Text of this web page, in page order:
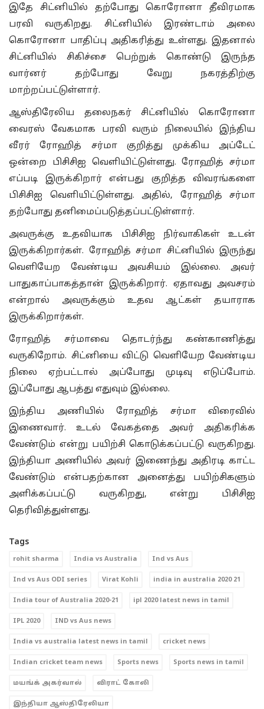
இதே சிட்னியில் தற்போது கொரோனா தீவிரமாக
பரவி வருகிறது. சிட்னியில் இரண்டாம் அலை
கொரோனா பாதிப்பு அதிகரித்து உள்ளது. இதனால்
சிட்னியில் சிகிச்சை பெற்றுக் கொண்டு இருந்த
வார்னர் தற்போது வேறு நகரத்திற்கு
மாற்றப்பட்டுள்ளார்.
ஆஸ்திரேலிய தலைநகர் சிட்னியில் கொரோனா
வைரஸ் வேகமாக பரவி வரும் நிலையில் இந்திய
வீரர் ரோஹித் சர்மா குறித்து முக்கிய அப்டேட்
ஒன்றை பிசிசிஐ வெளியிட்டுள்ளது. ரோஹித் சர்மா
எப்படி இருக்கிறார் என்பது குறித்த விவரங்களை
பிசிசிஐ வெளியிட்டுள்ளது. அதில், ரோஹித் சர்மா
தற்போது தனிமைப்படுத்தப்பட்டுள்ளார்.
அவருக்கு உதவியாக பிசிசிஐ நிர்வாகிகள் உடன்
இருக்கிறார்கள். ரோஹித் சர்மா சிட்னியில் இருந்து
வெளியேற வேண்டிய அவசியம் இல்லை. அவர்
பாதுகாப்பாகத்தான் இருக்கிறார். ஏதாவது அவசரம்
என்றால் அவருக்கும் உதவ ஆட்கள் தயாராக
இருக்கிறார்கள்.
ரோஹித் சர்மாவை தொடர்ந்து கண்காணித்து
வருகிறோம். சிட்னியை விட்டு வெளியேற வேண்டிய
நிலை ஏற்பட்டால் அப்போது முடிவு எடுப்போம்.
இப்போது ஆபத்து எதுவும் இல்லை.
இந்திய அணியில் ரோஹித் சர்மா விரைவில்
இணைவார். உடல் வேகத்தை அவர் அதிகரிக்க
வேண்டும் என்று பயிற்சி கொடுக்கப்பட்டு வருகிறது.
இந்தியா அணியில் அவர் இணைந்து அதிரடி காட்ட
வேண்டும் என்பதற்கான அனைத்து பயிற்சிகளும்
அளிக்கப்பட்டு வருகிறது, என்று பிசிசிஐ
தெரிவித்துள்ளது.
Tags
rohit sharma India vs Australia Ind vs Aus
Ind vs Aus ODI series Virat Kohli india in australia 2020 21
India tour of Australia 2020-21 ipl 2020 latest news in tamil
IPL 2020 IND vs Aus news
India vs australia latest news in tamil cricket news
Indian cricket team news Sports news Sports news in tamil
மயங்க் அகர்வால் விராட் கோலி
இந்தியா ஆஸ்திரேலியா